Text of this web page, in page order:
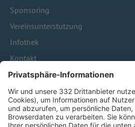
Sponsoring
Vereinsunterstützung
Infothek
Kontakt
HÄUFIG BESUCHTE SEITEN
Pässe und Vereinswechsel
Trainerausbildung